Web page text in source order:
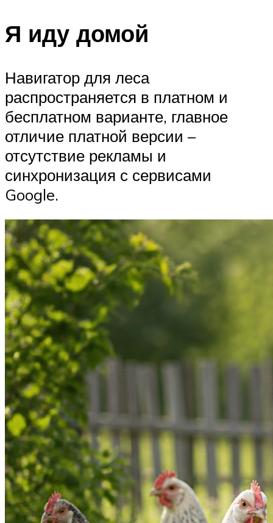
Я иду домой
Навигатор для леса
распространяется в платном и
бесплатном варианте, главное
отличие платной версии –
отсутствие рекламы и
синхронизация с сервисами
Google.